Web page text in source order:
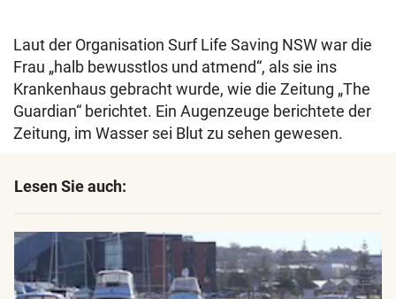
Laut der Organisation Surf Life Saving NSW war die
Frau „halb bewusstlos und atmend“, als sie ins
Krankenhaus gebracht wurde, wie die Zeitung „The
Guardian“ berichtet. Ein Augenzeuge berichtete der
Zeitung, im Wasser sei Blut zu sehen gewesen.
Lesen Sie auch: